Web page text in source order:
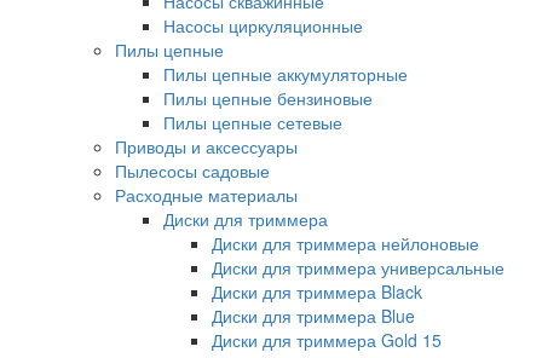
Насосы циркуляционные
Пилы цепные
Пилы цепные аккумуляторные
Пилы цепные бензиновые
Пилы цепные сетевые
Приводы и аксессуары
Пылесосы садовые
Расходные материалы
Диски для триммера
Диски для триммера нейлоновые
Диски для триммера универсальные
Диски для триммера Black
Диски для триммера Blue
Диски для триммера Gold 15